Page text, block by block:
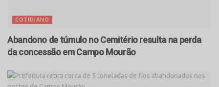
COTIDIANO
Abandono de túmulo no Cemitério resulta na perda
da concessão em Campo Mourão